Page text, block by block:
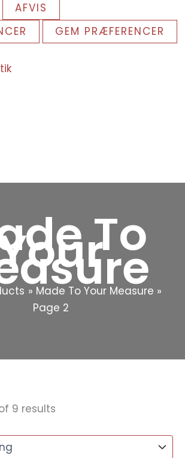
AFVIS
GEM PRÆFERENCER
To
Made To Your Measure
Page 2
9 results